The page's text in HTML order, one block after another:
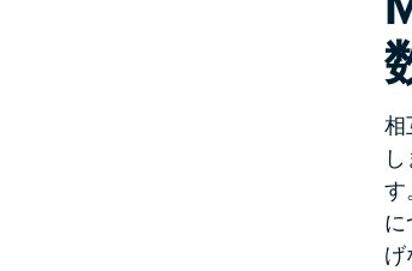
相
す
げ